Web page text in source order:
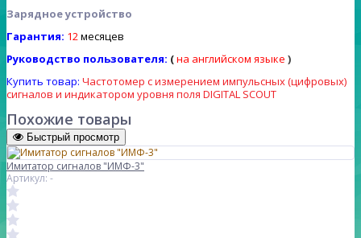
Зарядное устройство
Гарантия: 12месяцев
Руководство пользователя: (на английском языке )
Купить товар: Частотомер с измерением импульсных (цифровых)
сигналов и индикатором уровня поля DIGITAL SCOUT
Похожие товары
Быстрый просмотр
Имитатор сигналов "ИМФ-3"
Артикул: -